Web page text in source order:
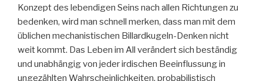
Konzept des lebendigen Seins nach allen Richtungen zu
bedenken, wird man schnell merken, dass man mit dem
üblichen mechanistischen Billardkugeln-Denken nicht
weit kommt. Das Leben im All verändert sich beständig
und unabhängig von jeder irdischen Beeinflussung in
ungezählten Wahrscheinlichkeiten, probabilistisch